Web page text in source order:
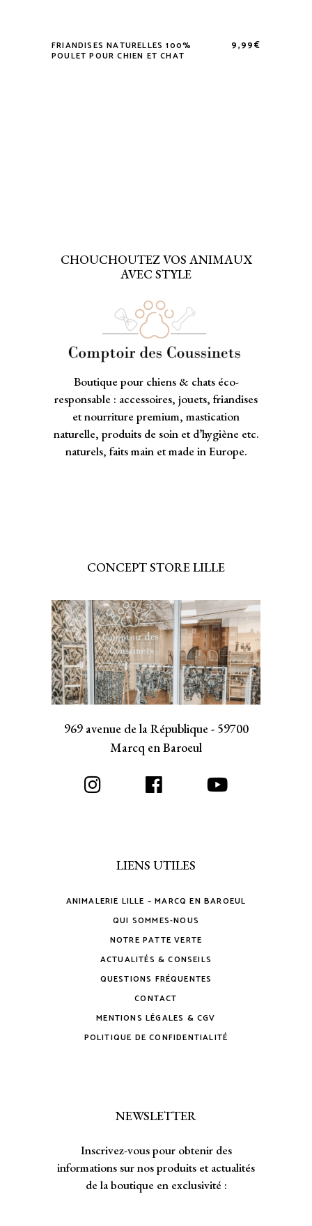
FRIANDISES NATURELLES 100%
POULET POUR CHIEN ET CHAT
9,99€
CHOUCHOUTEZ VOS ANIMAUX
AVEC STYLE
Boutique pour chiens & chats éco-
responsable : accessoires, jouets, friandises
et nourriture premium, mastication
naturelle, produits de soin et d’hygiène etc.
naturels, faits main et made in Europe.
CONCEPT STORE LILLE
969 avenue de la République - 59700
Marcq en Baroeul
LIENS UTILES
ANIMALERIE LILLE – MARCQ EN BAROEUL
QUI SOMMES-NOUS
NOTRE PATTE VERTE
ACTUALITÉS & CONSEILS
QUESTIONS FRÉQUENTES
CONTACT
MENTIONS LÉGALES & CGV
POLITIQUE DE CONFIDENTIALITÉ
NEWSLETTER
Inscrivez-vous pour obtenir des
informations sur nos produits et actualités
de la boutique en exclusivité :